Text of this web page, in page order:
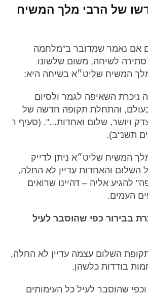
של הרבי מלך המשיח
אם נאמר שמדובר ב"מלחמה
סתירה לשיחה, משום שלשונו
המשיח שליט״א בשיחה היא:
ניכרת השאיפה לגמר ולסיום
והתחלת תקופה חדשה של
ויושר, שלום ואחדות...". (סעיף ו'
תשנ"ב).
המשיח שליט״א ניתן לדייק
והאחדות עדיין לא החלה,
להגיע אליה – דהיינו שרואים
העמים.
בבירור כפי שהוסבר לעיל
השלום עצמה עדיין לא החלה,
בודדות כלשהן.
שהוסבר לעיל כל העימותים